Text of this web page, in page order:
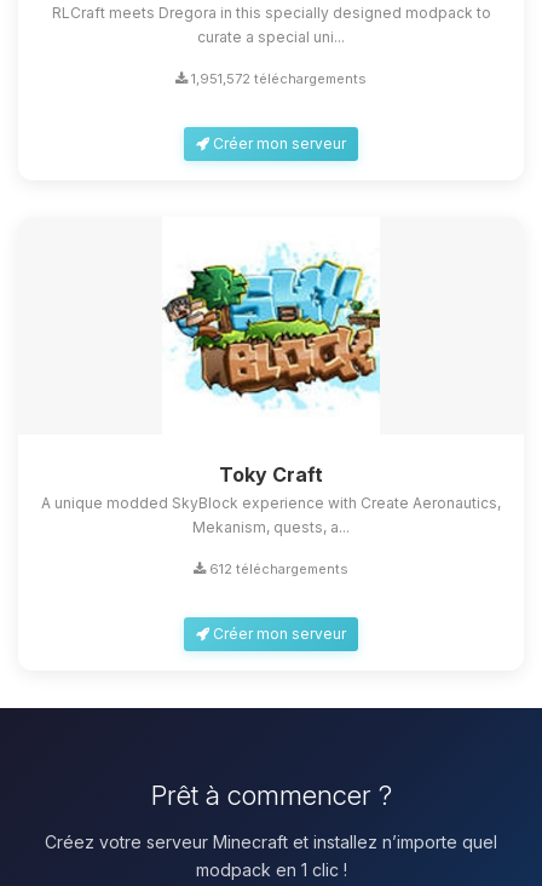
RLCraft meets Dregora in this specially designed modpack to
curate a special uni...
1,951,572 téléchargements
Créer mon serveur
Toky Craft
A unique modded SkyBlock experience with Create Aeronautics,
Mekanism, quests, a...
612 téléchargements
Créer mon serveur
Prêt à commencer ?
Créez votre serveur Minecraft et installez n’importe quel
modpack en 1 clic !